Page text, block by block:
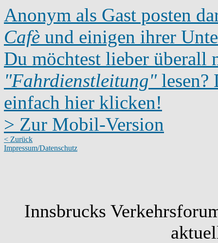
Anonym als Gast posten
Cafè und einigen ihrer
Du möchtest lieber überall
"Fahrdienstleitung"lesen?
einfach hier klicken!
> Zur Mobil-Version
< Zurück
Impressum/Datenschutz
Innsbrucks